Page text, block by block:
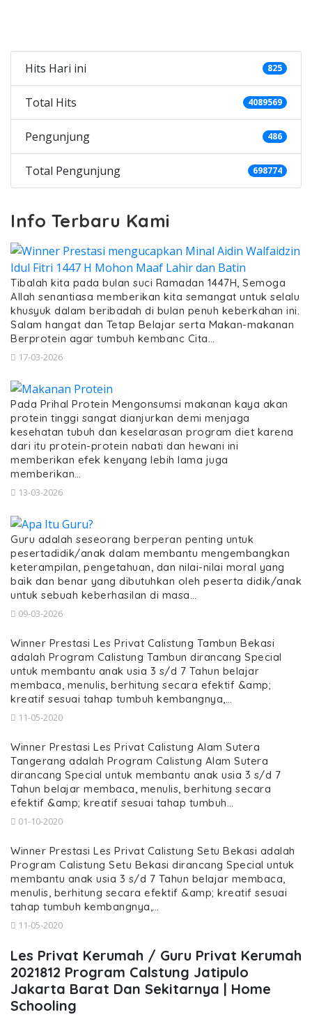
Hits Hari ini 825
Total Hits 4089569
Pengunjung 486
Total Pengunjung 698774
Info Terbaru Kami
Tibalah kita pada bulan suci Ramadan 1447H, Semoga
Allah senantiasa memberikan kita semangat untuk selalu
khusyuk dalam beribadah di bulan penuh keberkahan ini.
Salam hangat dan Tetap Belajar serta Makan-makanan
Berprotein agar tumbuh kembanc Cita…
17-03-2026
Pada Prihal Protein Mengonsumsi makanan kaya akan
protein tinggi sangat dianjurkan demi menjaga
kesehatan tubuh dan keselarasan program diet karena
dari itu protein-protein nabati dan hewani ini
memberikan efek kenyang lebih lama juga
memberikan…
13-03-2026
Guru adalah seseorang berperan penting untuk
pesertadidik/anak dalam membantu mengembangkan
keterampilan, pengetahuan, dan nilai-nilai moral yang
baik dan benar yang dibutuhkan oleh peserta didik/anak
untuk sebuah keberhasilan di masa…
09-03-2026
Winner Prestasi Les Privat Calistung Tambun Bekasi
adalah Program Calistung Tambun dirancang Special
untuk membantu anak usia 3 s/d 7 Tahun belajar
membaca, menulis, berhitung secara efektif &amp;
kreatif sesuai tahap tumbuh kembangnya,…
11-05-2020
Winner Prestasi Les Privat Calistung Alam Sutera
Tangerang adalah Program Calistung Alam Sutera
dirancang Special untuk membantu anak usia 3 s/d 7
Tahun belajar membaca, menulis, berhitung secara
efektif &amp; kreatif sesuai tahap tumbuh…
01-10-2020
Winner Prestasi Les Privat Calistung Setu Bekasi adalah
Program Calistung Setu Bekasi dirancang Special untuk
membantu anak usia 3 s/d 7 Tahun belajar membaca,
menulis, berhitung secara efektif &amp; kreatif sesuai
tahap tumbuh kembangnya,…
11-05-2020
Les Privat Kerumah / Guru Privat Kerumah
2021812 Program Calstung Jatipulo
Jakarta Barat Dan Sekitarnya | Home
Schooling